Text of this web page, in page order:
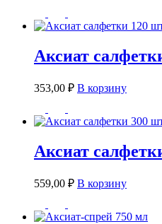
Аксиат
353,00 ₽ В корзину
Аксиат
559,00 ₽ В корзину